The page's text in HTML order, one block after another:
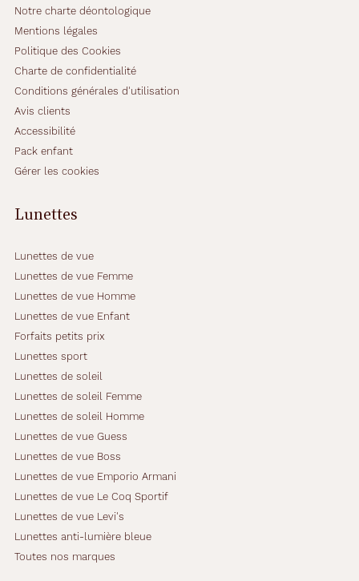
Notre charte déontologique
Mentions légales
Politique des Cookies
Charte de confidentialité
Conditions générales d'utilisation
Avis clients
Accessibilité
Pack enfant
Gérer les cookies
Lunettes
Lunettes de vue
Lunettes de vue Femme
Lunettes de vue Homme
Lunettes de vue Enfant
Forfaits petits prix
Lunettes sport
Lunettes de soleil
Lunettes de soleil Femme
Lunettes de soleil Homme
Lunettes de vue Guess
Lunettes de vue Boss
Lunettes de vue Emporio Armani
Lunettes de vue Le Coq Sportif
Lunettes de vue Levi's
Lunettes anti-lumière bleue
Toutes nos marques